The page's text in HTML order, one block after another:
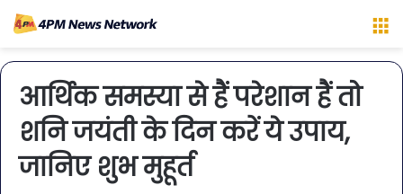
आर्थिक समस्या से हैं परेशान हैं तो
शनि जयंती के दिन करें ये उपाय,
जानिए शुभ मुहूर्त